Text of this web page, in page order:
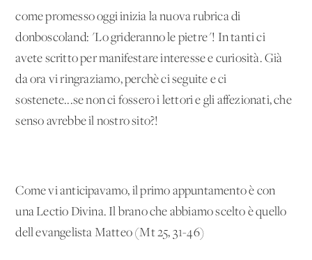
come promesso oggi inizia la nuova rubrica di
donboscoland: "Lo grideranno le pietre"! In tanti ci
avete scritto per manifestare interesse e curiosità. Già
da ora vi ringraziamo, perchè ci seguite e ci
sostenete...se non ci fossero i lettori e gli affezionati, che
senso avrebbe il nostro sito?!
Come vi anticipavamo, il primo appuntamento è con
una Lectio Divina. Il brano che abbiamo scelto è quello
dell'evangelista Matteo (Mt 25, 31-46)